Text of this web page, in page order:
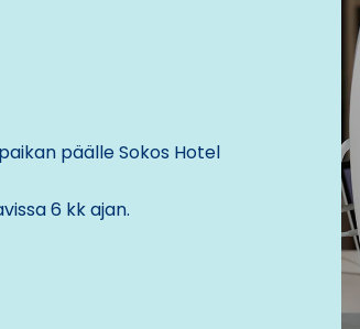
päälleSokos Hotel
6 kk ajan.